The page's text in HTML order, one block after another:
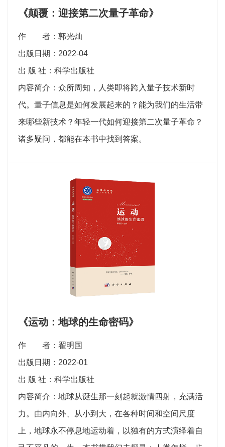
《颠覆：迎接第二次量子革命》
作 者：郭光灿
出版日期：2022-04
出 版 社：科学出版社
内容简介：众所周知，人类即将跨入量子技术新时
代。量子信息是如何发展起来的？能为我们的生活带
来哪些新技术？年轻一代如何迎接第二次量子革命？
诸多疑问，都能在本书中找到答案。
《运动：地球的生命密码》
作 者：翟明国
出版日期：2022-01
出 版 社：科学出版社
内容简介：地球从诞生那一刻起就激情四射，充满活
力。由内向外、从小到大，在各种时间和空间尺度
上，地球永不停息地运动着，以独有的方式演绎着自